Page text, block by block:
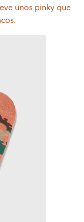
unos pinky que